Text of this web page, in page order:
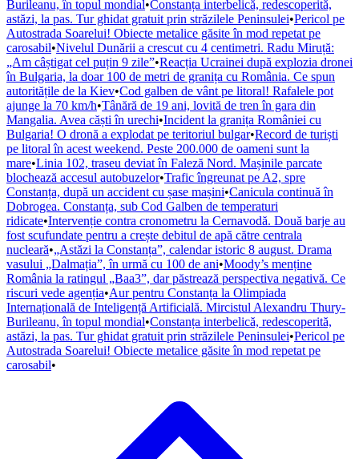
Burileanu, în topul mondial•Constanța interbelică, redescoperită,
astăzi, la pas. Tur ghidat gratuit prin străzilele Peninsulei•Pericol pe
Autostrada Soarelui! Obiecte metalice găsite în mod repetat pe
carosabil•Nivelul Dunării a crescut cu 4 centimetri. Radu Miruță:
„Am câștigat cel puțin 9 zile”•Reacția Ucrainei după explozia dronei
în Bulgaria, la doar 100 de metri de granița cu România. Ce spun
autoritățile de la Kiev•Cod galben de vânt pe litoral! Rafalele pot
ajunge la 70 km/h•Tânără de 19 ani, lovită de tren în gara din
Mangalia. Avea căști în urechi•Incident la granița României cu
Bulgaria! O dronă a explodat pe teritoriul bulgar•Record de turiști
pe litoral în acest weekend. Peste 200.000 de oameni sunt la
mare•Linia 102, traseu deviat în Faleză Nord. Mașinile parcate
blochează accesul autobuzelor•Trafic îngreunat pe A2, spre
Constanța, după un accident cu șase mașini•Canicula continuă în
Dobrogea. Constanța, sub Cod Galben de temperaturi
ridicate•Intervenție contra cronometru la Cernavodă. Două barje au
fost scufundate pentru a crește debitul de apă către centrala
nucleară•„Astăzi la Constanța”, calendar istoric 8 august. Drama
vasului „Dalmația”, în urmă cu 100 de ani•Moody’s menține
România la ratingul „Baa3”, dar păstrează perspectiva negativă. Ce
riscuri vede agenția•Aur pentru Constanța la Olimpiada
Internațională de Inteligență Artificială. Mircistul Alexandru Thury-
Burileanu, în topul mondial•Constanța interbelică, redescoperită,
astăzi, la pas. Tur ghidat gratuit prin străzilele Peninsulei•Pericol pe
Autostrada Soarelui! Obiecte metalice găsite în mod repetat pe
carosabil•